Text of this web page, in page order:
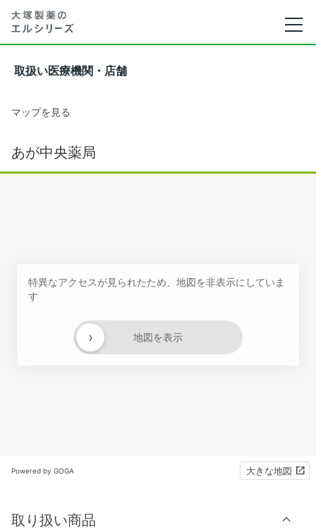
取扱い医療機関・店舗
マップを見る
あが中央薬局
特異なアクセスが見られたため、地図を非表示にしていま
す
地図を表示
›
Powered by GOGA 大きな地図
取り扱い商品